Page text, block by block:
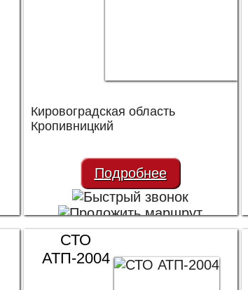
Кировоградская область
Кропивницкий
Подробнее
СТО
АТП-2004